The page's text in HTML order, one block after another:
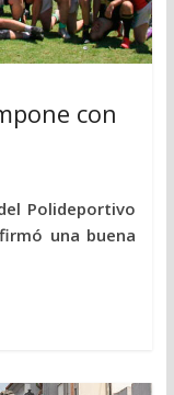
con
Polideportivo
una buena